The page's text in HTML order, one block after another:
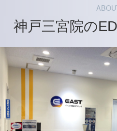
神戸三宮院の